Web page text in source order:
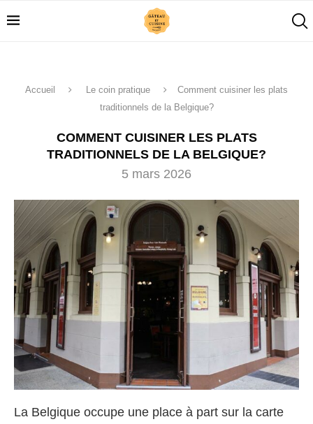
Accueil Le coin pratique
Comment cuisiner les plats
traditionnels de la Belgique?
COMMENT CUISINER LES PLATS
TRADITIONNELS DE LA BELGIQUE?
5 mars 2026
La Belgique occupe une place à part sur la carte